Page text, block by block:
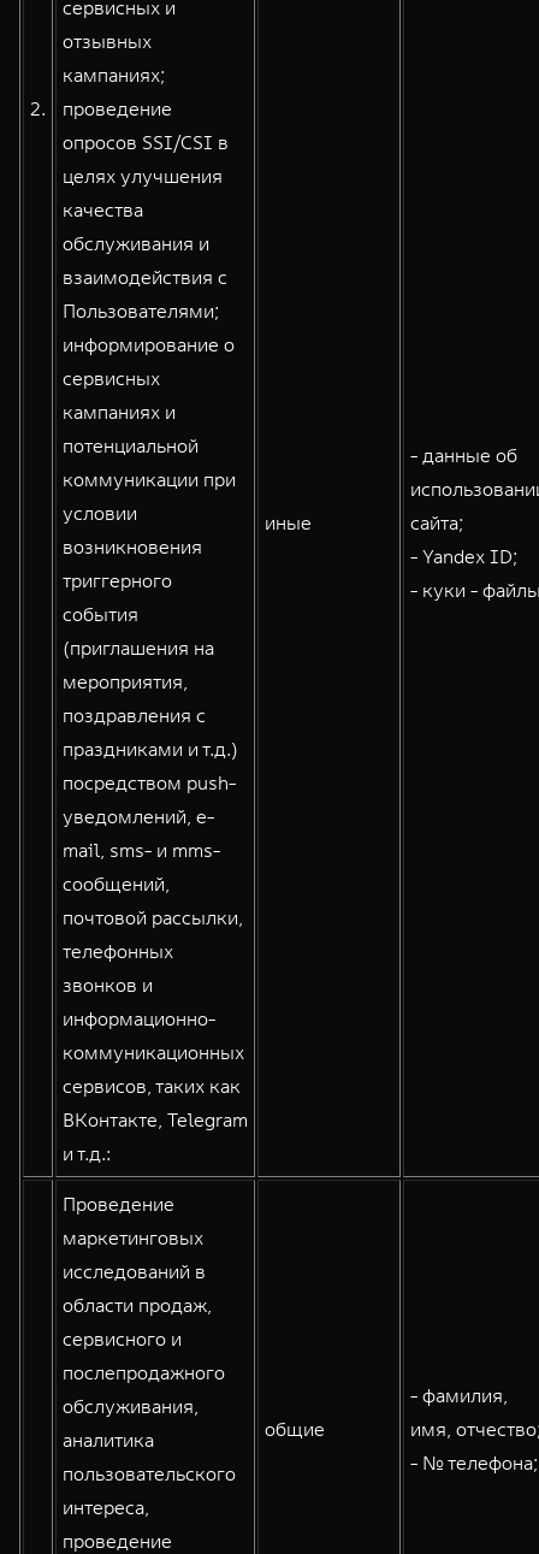
2.
сервисных и
отзывных
кампаниях;
проведение
опросов SSI/CSI в
целях улучшения
качества
обслуживания и
взаимодействия с
Пользователями;
информирование о
сервисных
кампаниях и
потенциальной
коммуникации при
условии
возникновения
триггерного
события
(приглашения на
мероприятия,
поздравления с
праздниками и т.д.)
посредством push-
уведомлений, e-
mail, sms- и mms-
сообщений,
почтовой рассылки,
телефонных
звонков и
информационно-
коммуникационных
сервисов, таких как
ВКонтакте, Telegram
и т.д.:
иные
- данные об
сайта;
- Yandex ID;
- куки -
Проведение
маркетинговых
исследований в
области продаж,
сервисного и
послепродажного
обслуживания,
аналитика
пользовательского
интереса,
проведение
общие
- фамилия,
имя,
- № телефона;